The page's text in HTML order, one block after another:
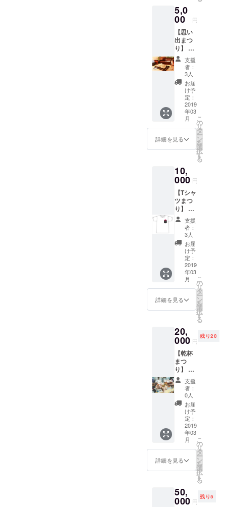
し58さ
んのラ
前方の
優先エ
リアで
見るこ
とがで
きま
す。
（内容
は【ラ
イブま
つり】
と同じ
ものに
なりま
前方の
優先席
エリア
にお通
ししま
すが、
当リ
ターン
の支援
者様で
会場に
お越し
頂いた
順にご
案内し
す。）
また、1
つき1名
様のご
案内に
なりま
す。
ナル
グッズ
を提
供。 宮
古島冬
まつり
のメイ
ンコン
テンツ
の一
つ、か
りゆし
58さん
のライ
ブが前
方の優
先席で
す。
（内容
【ファ
ースト
ペンギ
ン・ラ
イブま
つり】
と同じ
ものに
なりま
す。
尚、ス
テージ
前方の
優先席
すが、
当リ
ターン
の支援
者様で
会場に
お越し
頂いた
順にご
案内し
す。）
また、1
アカウ
ントに
様のご
案内に
5,0
00 円
【思い
出まつ
り】 リ
ターン
・宮古
島冬ま
つり
2019の
当日の
詳細レ
ポート
をメー
ルでお
送りし
ます。
用サイ
トに名
前掲載
（べた
打ち）
※支援
時、必
ず備考
欄にご
希望の
お名前
をご記
入くだ
さい。
記入の
ない場
合は
ザー名
を掲載
ます。
ご了承
くださ
い。 ・
スタッ
フが撮
影した
イベン
ト当日
の写真
を共有
しま
す。 ・
Mya-hk
がお礼
のメー
支援
者：
3人
お届
け予
定：
2019
年03
月
詳細を見る
こ
の
リ
タ
ー
ン
を
選
択
す
る
10,
000 円
【Tシャ
ツまつ
り】 リ
ターン
・２月
冬祭り
のス
タッフT
シャツ
プレゼ
ント
(S/M/L)
(白) ※画
像はイ
メージ
まデザ
イナー
によ
り、よ
り良い
デザイ
ンを作
成中で
す（発
送は
2019年
3月予
定） ※
ご希望
の品の
サイズ
を備考
きます
ようお
支援
者：
3人
お届
け予
定：
2019
年03
月
詳細を見る
こ
の
リ
タ
ー
ン
を
選
択
す
る
20,
000 円
残り20
【乾杯
まつ
り】 ・
Mya-hk
LABメ
ンバー
の飲み
会に参
加でき
る権
利。 ※
飲食代
や会場
までの
費用は
りま
す。
支援
者：
0人
お届
け予
定：
2019
年03
月
詳細を見る
こ
の
リ
タ
ー
ン
を
選
択
す
る
50,
000 円
残り5